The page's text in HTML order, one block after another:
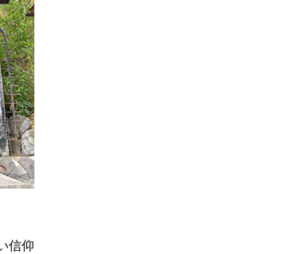
信仰